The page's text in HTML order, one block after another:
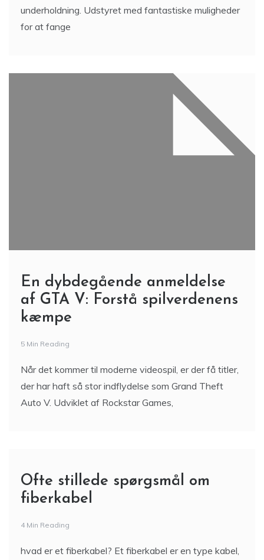
underholdning. Udstyret med fantastiske muligheder
for at fange
En dybdegående anmeldelse
af GTA V: Forstå spilverdenens
kæmpe
5 Min Reading
Når det kommer til moderne videospil, er der få titler,
der har haft så stor indflydelse som Grand Theft
Auto V. Udviklet af Rockstar Games,
Ofte stillede spørgsmål om
fiberkabel
4 Min Reading
hvad er et fiberkabel? Et fiberkabel er en type kabel,